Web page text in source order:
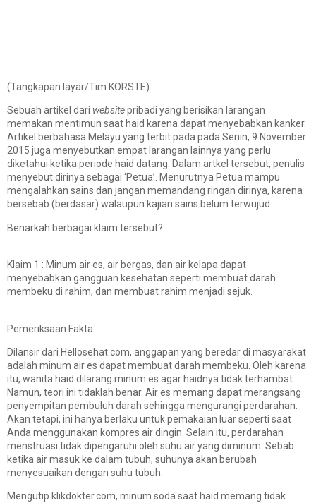
(Tangkapan layar/Tim KORSTE)
Sebuah artikel dari websitepribadi yang berisikan larangan
memakan mentimun saat haid karena dapat menyebabkan kanker.
Artikel berbahasa Melayu yang terbit pada pada Senin, 9 November
2015 juga menyebutkan empat larangan lainnya yang perlu
diketahui ketika periode haid datang. Dalam artkel tersebut, penulis
menyebut dirinya sebagai ‘Petua’. Menurutnya Petua mampu
mengalahkan sains dan jangan memandang ringan dirinya, karena
bersebab (berdasar) walaupun kajian sains belum terwujud.
Benarkah berbagai klaim tersebut?
Klaim 1 : Minum air es, air bergas, dan air kelapa dapat
menyebabkan gangguan kesehatan seperti membuat darah
membeku di rahim, dan membuat rahim menjadi sejuk.
Pemeriksaan Fakta :
Dilansir dari Hellosehat.com, anggapan yang beredar di masyarakat
adalah minum air es dapat membuat darah membeku. Oleh karena
itu, wanita haid dilarang minum es agar haidnya tidak terhambat.
Namun, teori ini tidaklah benar. Air es memang dapat merangsang
penyempitan pembuluh darah sehingga mengurangi perdarahan.
Akan tetapi, ini hanya berlaku untuk pemakaian luar seperti saat
Anda menggunakan kompres air dingin. Selain itu, perdarahan
menstruasi tidak dipengaruhi oleh suhu air yang diminum. Sebab
ketika air masuk ke dalam tubuh, suhunya akan berubah
menyesuaikan dengan suhu tubuh.
Mengutip klikdokter.com, minum soda saat haid memang tidak